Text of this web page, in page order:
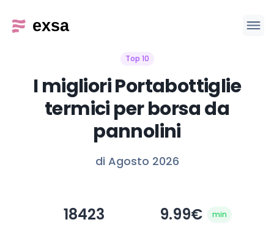
Top 10
I migliori Portabottiglie
termici per borsa da
pannolini
di Agosto 2026
18423 9.99€ min